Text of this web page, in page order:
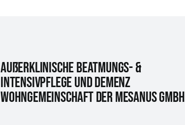
Außerklinische Beatmungs- &
Intensivpflege und Demenz
Wohngemeinschaft der Mesanus GmbH